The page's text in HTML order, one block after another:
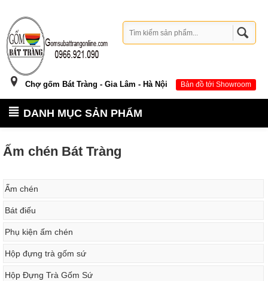
Chợ gốm Bát Tràng - Gia Lâm - Hà Nội Bản đồ tới Showroom
DANH MỤC SẢN PHẨM
Ấm chén Bát Tràng
Ấm chén
Bát điếu
Phụ kiện ấm chén
Hộp đựng trà gốm sứ
Hộp Đựng Trà Gốm Sứ